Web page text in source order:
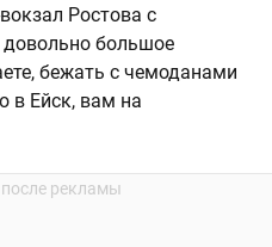
Ростова с
большое
бежать с чемоданами
в Ейск, вам на